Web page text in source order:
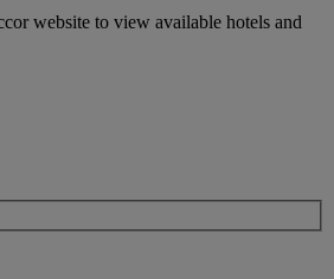
website to view available hotels and